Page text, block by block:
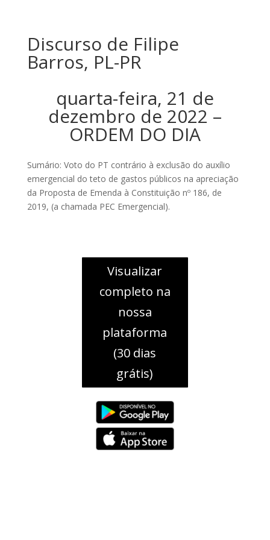
Discurso de Filipe
Barros, PL-PR
quarta-feira, 21 de
dezembro de 2022 –
ORDEM DO DIA
Sumário: Voto do PT contrário à exclusão do auxílio
emergencial do teto de gastos públicos na apreciação
da Proposta de Emenda à Constituição nº 186, de
2019, (a chamada PEC Emergencial).
Visualizar
completo na
nossa
plataforma
(30 dias
grátis)